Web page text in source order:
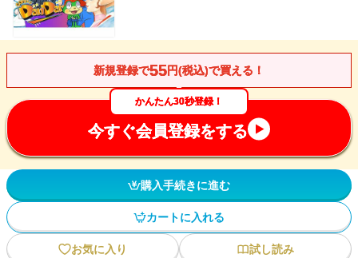
新規登録で55円(税込)で買える！
かんたん30秒登録！
今すぐ会員登録をする
購入手続きに進む
カートに入れる
お気に入り
試し読み